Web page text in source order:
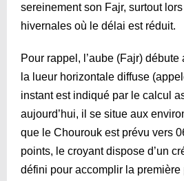
sereinement son Fajr, surtout
hivernales où le délai est réduit.
Pour rappel, l’aube (Fajr) débute
la lueur horizontale diffuse
instant est indiqué par le calcul
aujourd’hui, il se situe aux
que le Chourouk est prévu vers
points, le croyant dispose d’un
défini pour accomplir la